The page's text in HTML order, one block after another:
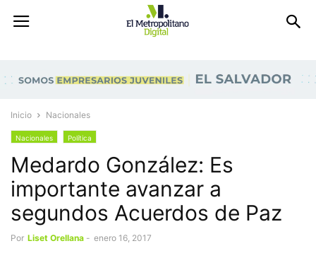
Inicio Nacionales
Nacionales Política
Medardo González: Es
importante avanzar a
segundos Acuerdos de Paz
Por Liset Orellana - enero 16, 2017